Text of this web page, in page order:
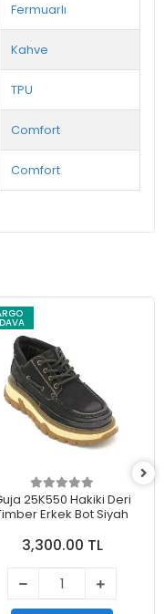
Fermuarlı
Kahve
TPU
Comfort
Comfort
25K550 Hakiki Deri
Erkek Bot Siyah
3,300.00 TL